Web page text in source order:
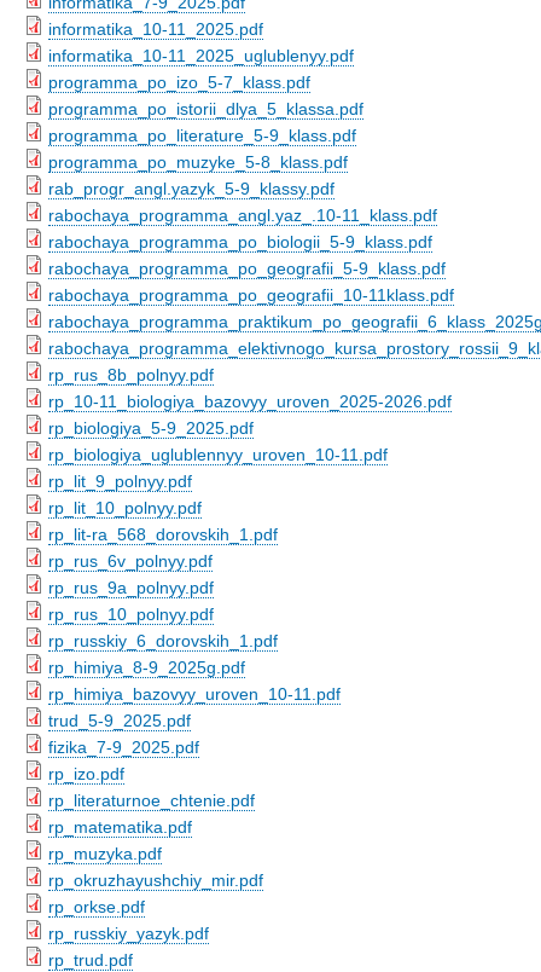
informatika_10-11_2025.pdf
informatika_10-11_2025_uglublenyy.pdf
programma_po_izo_5-7_klass.pdf
programma_po_istorii_dlya_5_klassa.pdf
programma_po_literature_5-9_klass.pdf
programma_po_muzyke_5-8_klass.pdf
rab_progr_angl.yazyk_5-9_klassy.pdf
rabochaya_programma_angl.yaz_.10-11_klass.pdf
rabochaya_programma_po_biologii_5-9_klass.pdf
rabochaya_programma_po_geografii_5-9_klass.pdf
rabochaya_programma_po_geografii_10-11klass.pdf
rp_rus_8b_polnyy.pdf
rp_10-11_biologiya_bazovyy_uroven_2025-2026.pdf
rp_biologiya_5-9_2025.pdf
rp_biologiya_uglublennyy_uroven_10-11.pdf
rp_lit_9_polnyy.pdf
rp_lit_10_polnyy.pdf
rp_lit-ra_568_dorovskih_1.pdf
rp_rus_6v_polnyy.pdf
rp_rus_9a_polnyy.pdf
rp_rus_10_polnyy.pdf
rp_russkiy_6_dorovskih_1.pdf
rp_himiya_8-9_2025g.pdf
rp_himiya_bazovyy_uroven_10-11.pdf
trud_5-9_2025.pdf
fizika_7-9_2025.pdf
rp_izo.pdf
rp_literaturnoe_chtenie.pdf
rp_matematika.pdf
rp_muzyka.pdf
rp_okruzhayushchiy_mir.pdf
rp_orkse.pdf
rp_russkiy_yazyk.pdf
rp_trud.pdf